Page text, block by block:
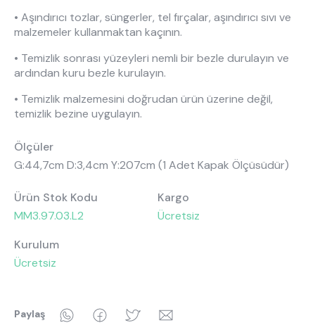
• Aşındırıcı tozlar, süngerler, tel fırçalar, aşındırıcı sıvı ve
malzemeler kullanmaktan kaçının.
• Temizlik sonrası yüzeyleri nemli bir bezle durulayın ve
ardından kuru bezle kurulayın.
• Temizlik malzemesini doğrudan ürün üzerine değil,
temizlik bezine uygulayın.
Ölçüler
G:44,7cm D:3,4cm Y:207cm (1 Adet Kapak Ölçüsüdür)
Ürün Stok Kodu
MM3.97.03.L2
Kargo
Ücretsiz
Kurulum
Ücretsiz
Paylaş WhatsAppFacebookTwitter